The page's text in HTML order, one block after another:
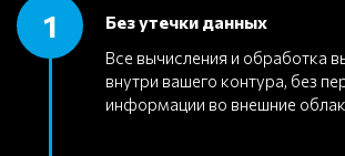
1 Без утечки данных
Все вычисления и обработка
внутри вашего контура, без
информации во внешние